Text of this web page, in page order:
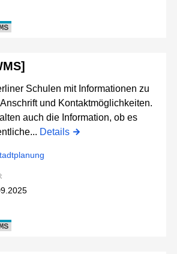
Schulen mit Informationen zu
und Kontaktmöglichkeiten.
auch die Information, ob es
Details